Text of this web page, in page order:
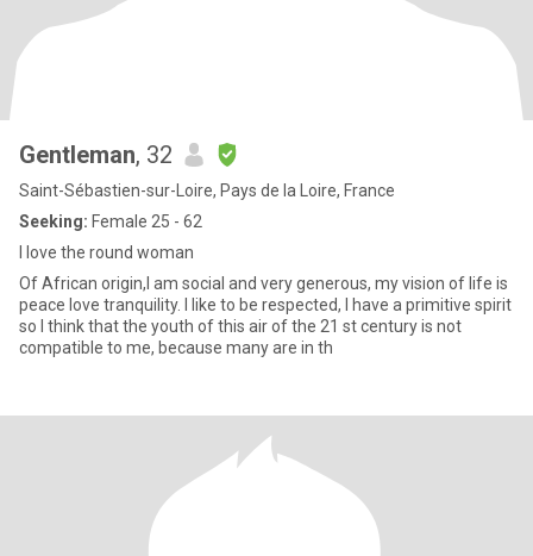
Gentleman, 32
Saint-Sébastien-sur-Loire, Pays de la Loire, France
Seeking: Female 25 - 62
I love the round woman
Of African origin,I am social and very generous, my vision of life is
peace love tranquility. I like to be respected, I have a primitive spirit
so I think that the youth of this air of the 21 st century is not
compatible to me, because many are in th